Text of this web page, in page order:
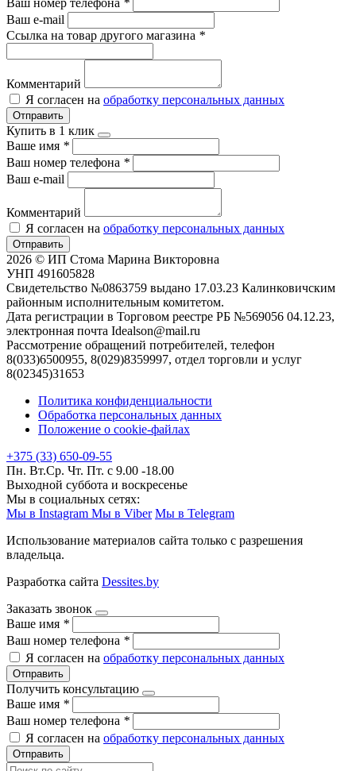
Ваш e-mail
Ссылка на товар другого магазина *
Комментарий
Я согласен на обработку персональных данных
Отправить
Купить в 1 клик
Ваше имя *
Ваш номер телефона *
Ваш e-mail
Комментарий
Я согласен на обработку персональных данных
Отправить
2026 © ИП Стома Марина Викторовна
УНП 491605828
Свидетельство №0863759 выдано 17.03.23 Калинковичским
районным исполнительным комитетом.
Дата регистрации в Торговом реестре РБ №569056 04.12.23,
электронная почта Idealson@mail.ru
Рассмотрение обращений потребителей, телефон
8(033)6500955, 8(029)8359997, отдел торговли и услуг
8(02345)31653
Политика конфиденциальности
Обработка персональных данных
Положение о cookie-файлах
+375 (33) 650-09-55
Пн. Вт.Ср. Чт. Пт. с 9.00 -18.00
Выходной суббота и воскресенье
Мы в социальных сетях:
Мы в Instagram Мы в Viber Мы в Telegram
Использование материалов сайта только с разрешения
владельца.
Разработка сайта Dessites.by
Заказать звонок
Ваше имя *
Ваш номер телефона *
Я согласен на обработку персональных данных
Отправить
Получить консультацию
Ваше имя *
Ваш номер телефона *
Я согласен на обработку персональных данных
Отправить